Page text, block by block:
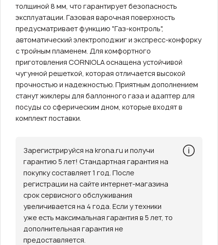
толщиной 8 мм, что гарантирует безопасность
эксплуатации. Газовая варочная поверхность
предусматривает функцию "Газ-контроль",
автоматический электроподжиг и экспресс-конфорку
с тройным пламенем. Для комфортного
приготовления CORNIOLA оснащена устойчивой
чугунной решеткой, которая отличается высокой
прочностью и надежностью. Приятным дополнением
станут жиклеры для баллонного газа и адаптер для
посуды со сферическим дном, которые входят в
комплект поставки.
Зарегистрируйся на krona.ru и получи
гарантию 5 лет! Стандартная гарантия на
покупку составляет 1 год. После
регистрации на сайте интернет-магазина
срок сервисного обслуживания
увеличивается на 4 года. Если у техники
уже есть максимальная гарантия в 5 лет, то
дополнительная гарантия не
предоставляется.